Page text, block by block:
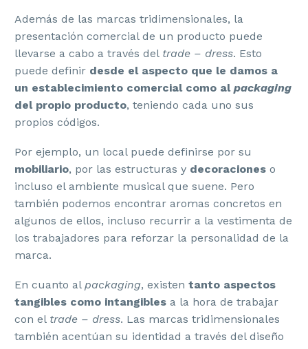
Además de las marcas tridimensionales, la
presentación comercial de un producto puede
llevarse a cabo a través del trade – dress. Esto
puede definir desde el aspecto que le damos a
un establecimiento comercial como al packaging
del propio producto, teniendo cada uno sus
propios códigos.
Por ejemplo, un local puede definirse por su
mobiliario, por las estructuras y decoraciones o
incluso el ambiente musical que suene. Pero
también podemos encontrar aromas concretos en
algunos de ellos, incluso recurrir a la vestimenta de
los trabajadores para reforzar la personalidad de la
marca.
En cuanto al packaging, existen tanto aspectos
tangibles como intangibles a la hora de trabajar
con el trade – dress. Las marcas tridimensionales
también acentúan su identidad a través del diseño